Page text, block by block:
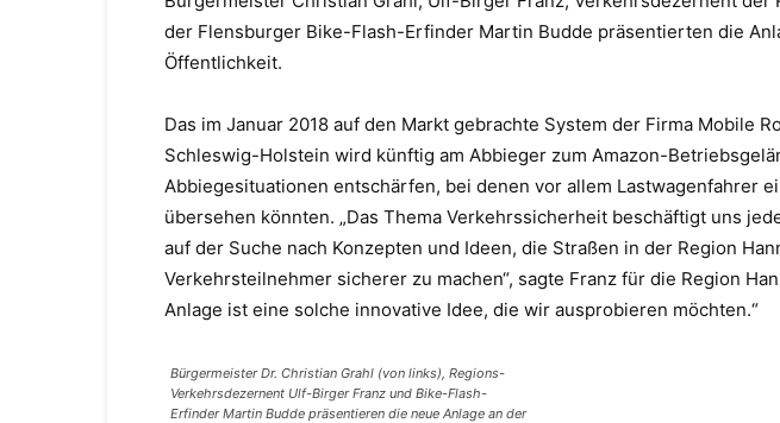
der Flensburger Bike-Flash-Erfinder Martin Budde präsentierten die
Öffentlichkeit.
Das im Januar 2018 auf den Markt gebrachte System der Firma Mobile
Schleswig-Holstein wird künftig am Abbieger zum Amazon-
Abbiegesituationen entschärfen, bei denen vor allem Lastwagenfahrer
übersehen könnten. „Das Thema Verkehrssicherheit beschäftigt uns
auf der Suche nach Konzepten und Ideen, die Straßen in der Region
Verkehrsteilnehmer sicherer zu machen“, sagte Franz für die Region
Anlage ist eine solche innovative Idee, die wir ausprobieren möchten.“
Bürgermeister Dr. Christian Grahl (von links), Regions-
Verkehrsdezernent Ulf-Birger Franz und Bike-Flash-
Erfinder Martin Budde präsentieren die neue Anlage an der